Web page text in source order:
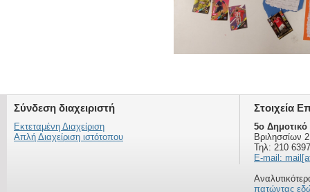
Σύνδεση διαχειριστή
Εκτεταμένη Διαχείριση
Απλή Διαχείριση ιστότοπου
Στοιχεία
5ο Δημοτικό
Βριλησσίων
Τηλ: 210
E-mail:
πατώντας